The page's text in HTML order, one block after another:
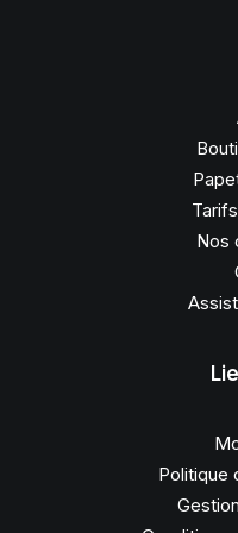
Nos
Politique